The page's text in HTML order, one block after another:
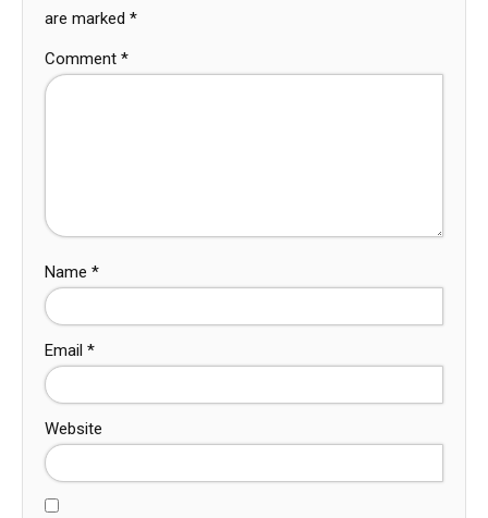
are marked *
Comment *
Name *
Email *
Website